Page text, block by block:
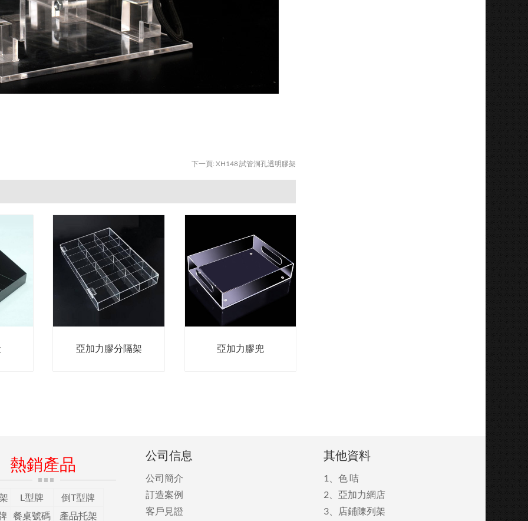
下一頁:XH148 試管洞孔透明膠架
亞加力膠分隔架 亞加力膠兜
熱銷產品
L型牌
倒T型牌
餐桌號碼 產品托架
公司信息
公司簡介
訂造案例
客戶見證
其他資料
1、 色 咭
2、 亞加力網店
3、
店鋪陳列架